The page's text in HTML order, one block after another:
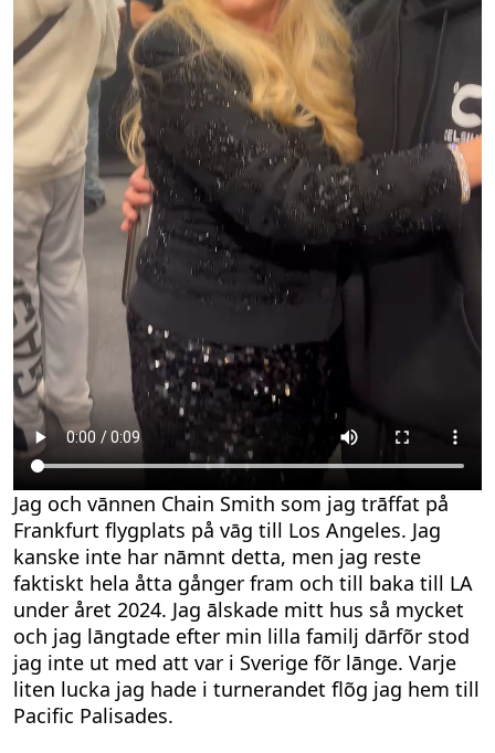
Jag och vānnen Chain Smith som jag trāffat på
Frankfurt flygplats på vāg till Los Angeles. Jag
kanske inte har nāmnt detta, men jag reste
faktiskt hela åtta gånger fram och till baka till LA
under året 2024. Jag ālskade mitt hus så mycket
och jag lāngtade efter min lilla familj dārfõr stod
jag inte ut med att var i Sverige fõr lānge. Varje
liten lucka jag hade i turnerandet flõg jag hem till
Pacific Palisades.